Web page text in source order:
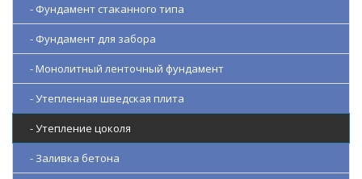
- Фундамент стаканного типа
- Фундамент для забора
- Монолитный ленточный фундамент
- Утепленная шведская плита
- Утепление цоколя
- Заливка бетона